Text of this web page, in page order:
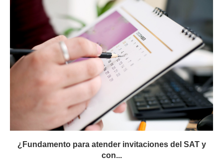
¿Fundamento para atender invitaciones del SAT y
con...